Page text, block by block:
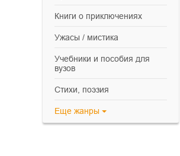
книги о приключениях
ужасы / мистика
учебники и пособия для
вузов
cтихи, поэзия
Еще жанры